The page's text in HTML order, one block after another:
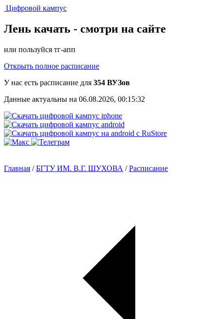
Цифровой кампус
Лень качать - смотри на сайте
или пользуйся тг-апп
Открыть полное расписание
У нас есть расписание для 354 ВУЗов
Данные актуальны на 06.08.2026, 00:15:32
Главная /БГТУ ИМ. В.Г. ШУХОВА /Расписание